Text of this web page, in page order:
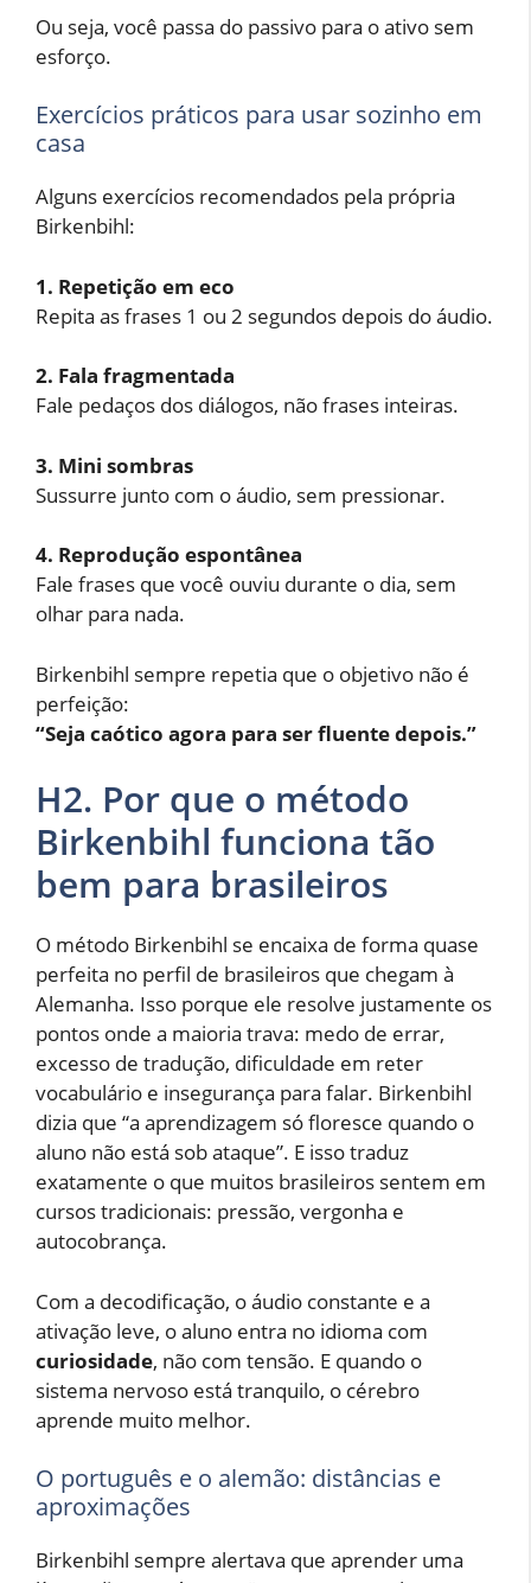
Ou seja, você passa do passivo para o ativo sem
esforço.
Exercícios práticos para usar sozinho em
casa
Alguns exercícios recomendados pela própria
Birkenbihl:
1. Repetição em eco
Repita as frases 1 ou 2 segundos depois do áudio.
2. Fala fragmentada
Fale pedaços dos diálogos, não frases inteiras.
3. Mini sombras
Sussurre junto com o áudio, sem pressionar.
4. Reprodução espontânea
Fale frases que você ouviu durante o dia, sem
olhar para nada.
Birkenbihl sempre repetia que o objetivo não é
perfeição:
“Seja caótico agora para ser fluente depois.”
H2. Por que o método
Birkenbihl funciona tão
bem para brasileiros
O método Birkenbihl se encaixa de forma quase
perfeita no perfil de brasileiros que chegam à
Alemanha. Isso porque ele resolve justamente os
pontos onde a maioria trava: medo de errar,
excesso de tradução, dificuldade em reter
vocabulário e insegurança para falar. Birkenbihl
dizia que “a aprendizagem só floresce quando o
aluno não está sob ataque”. E isso traduz
exatamente o que muitos brasileiros sentem em
cursos tradicionais: pressão, vergonha e
autocobrança.
Com a decodificação, o áudio constante e a
ativação leve, o aluno entra no idioma com
curiosidade, não com tensão. E quando o
sistema nervoso está tranquilo, o cérebro
aprende muito melhor.
O português e o alemão: distâncias e
aproximações
Birkenbihl sempre alertava que aprender uma